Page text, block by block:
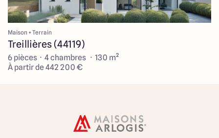
Maison + Terrain
Treillières (44119)
6 pièces · 4 chambres · 130 m²
À partir de 442 200 €